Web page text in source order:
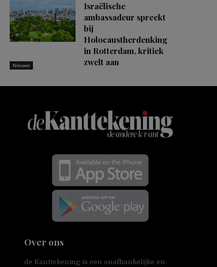
Nieuws
Israëlische
ambassadeur spreekt
bij
Holocaustherdenking
in Rotterdam, kritiek
zwelt aan
Over ons
de Kanttekening is een onafhankelijke en